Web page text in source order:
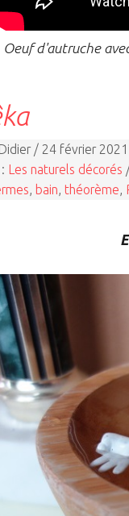
Oeuf d'autruche
/ 24 février
Les naturels décorés
, bain, théorème,